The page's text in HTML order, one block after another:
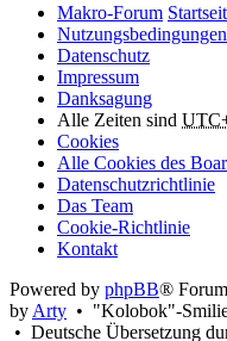
Makro-Forum
Nutzungsbedingungen
Datenschutz
Impressum
Danksagung
Alle Zeiten sind
Cookies
Alle Cookies des
Datenschutzrichtlinie
Das Team
Cookie-Richtlinie
Kontakt
Powered by phpBB®
by Arty • "Kolobok"-
• Deutsche Übersetzung